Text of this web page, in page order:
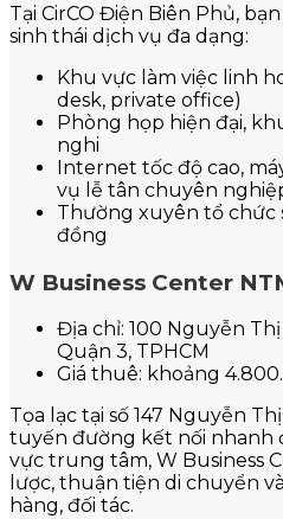
Tại CirCO Điện Biên Phủ,
sinh thái dịch vụ đa dạng:
Khu vực làm việc linh
desk, private office)
Phòng họp hiện đại,
nghi
Internet tốc độ cao,
vụ lễ tân chuyên
Thường xuyên tổ chức
đồng
W Business Center
Địa chỉ: 100 Nguyễn
Quận 3, TPHCM
Giá thuê: khoảng
Tọa lạc tại số 147 Nguyễn
tuyến đường kết nối nhanh
vực trung tâm, W Business
lược, thuận tiện di chuyển
hàng, đối tác.